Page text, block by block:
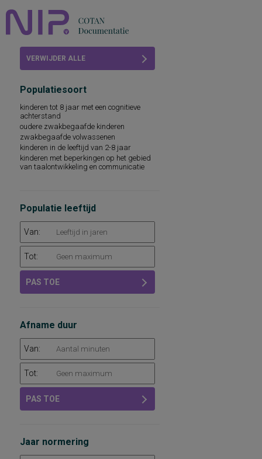
Abonneren
FAQ
VERWIJDER ALLE
Populatiesoort
kinderen tot 8 jaar met een cognitieve
achterstand
oudere zwakbegaafde kinderen
zwakbegaafde volwassenen
kinderen in de leeftijd van 2-8 jaar
kinderen met beperkingen op het gebied
van taalontwikkeling en communicatie
Populatie leeftijd
Van:
Tot:
PAS TOE
Afname duur
Van:
Tot:
PAS TOE
Jaar normering